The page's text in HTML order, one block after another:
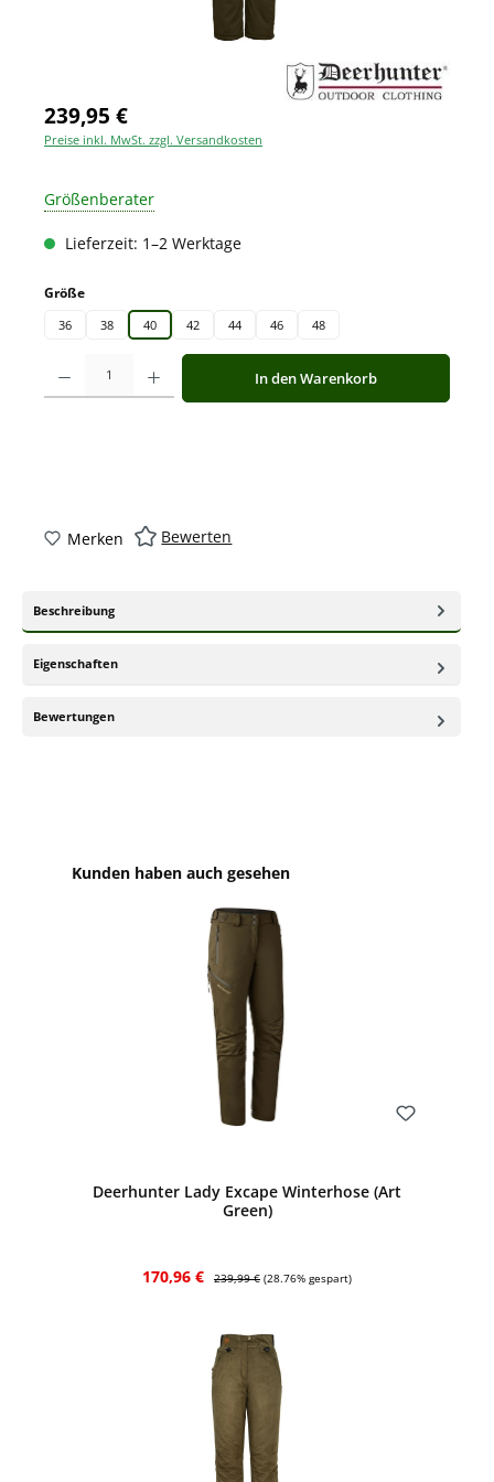
239,95 €
Preise inkl. MwSt. zzgl. Versandkosten
Größenberater
Lieferzeit: 1–2 Werktage
Größeauswählen
36 38 40 42 44 46 48
Produkt Anzahl: Gib den gewünschten Wert ein oder benutze die
In den Warenkorb
Merken Bewerten
Beschreibung
Eigenschaften
Bewertungen
Produktgalerie überspringen
Kunden haben auch gesehen
Deerhunter Lady Excape Winterhose (Art
Green)
Verkaufspreis:
170,96 € Regulärer Preis:
239,99 € (28.76% gespart)